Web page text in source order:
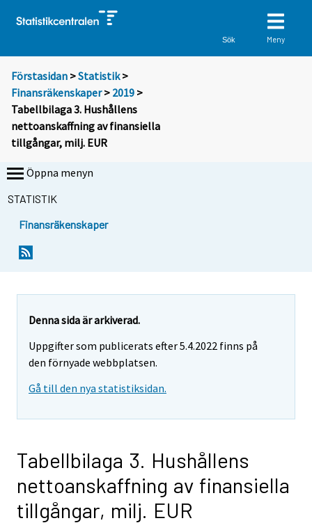
Sök Meny
Förstasidan >Statistik >
Finansräkenskaper> 2019 >
Tabellbilaga 3. Hushållens
nettoanskaffning av finansiella
tillgångar, milj. EUR
Öppna menyn
STATISTIK
Finansräkenskaper
Denna sida är arkiverad.
Uppgifter som publicerats efter 5.4.2022 finns på
den förnyade webbplatsen.
Gå till den nya statistiksidan.
Tabellbilaga 3. Hushållens
nettoanskaffning av finansiella
tillgångar, milj. EUR